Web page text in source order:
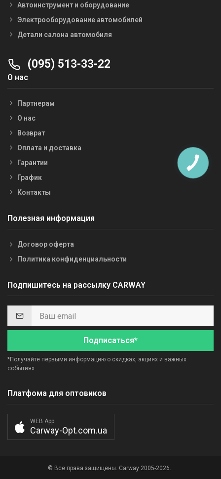
Автоинструмент и оборудование
Электрооборудование автомобилей
Детали салона автомобиля
(095) 513-33-22
О нас
Партнерам
О нас
Возврат
Оплата и доставка
Гарантии
График
Контакты
Полезная информация
Договор оферта
Политика конфиденциальности
Подпишитесь на рассылку CARWAY
Подписаться*
*Получайте первыми информацию о скидках, акциях и важных
событиях.
Платфома для оптовиков
WEB App
Carway-Opt.com.ua
© Все права защищены. Carway 2005-2026.